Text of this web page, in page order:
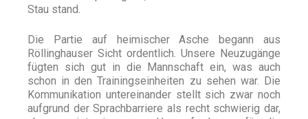
Stau stand.
Die Partie auf heimischer Asche begann aus
Röllinghauser Sicht ordentlich. Unsere Neuzugänge
fügten sich gut in die Mannschaft ein, was auch
schon in den Trainingseinheiten zu sehen war. Die
Kommunikation untereinander stellt sich zwar noch
aufgrund der Sprachbarriere als recht schwierig dar,